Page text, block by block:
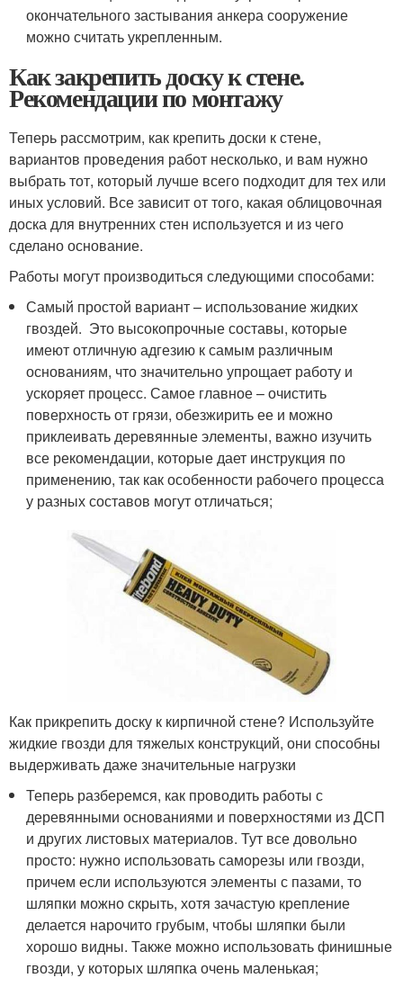
окончательного застывания анкера сооружение
можно считать укрепленным.
Как закрепить доску к стене.
Рекомендации по монтажу
Теперь рассмотрим, как крепить доски к стене,
вариантов проведения работ несколько, и вам нужно
выбрать тот, который лучше всего подходит для тех или
иных условий. Все зависит от того, какая облицовочная
доска для внутренних стен используется и из чего
сделано основание.
Работы могут производиться следующими способами:
Самый простой вариант – использование жидких
гвоздей. Это высокопрочные составы, которые
имеют отличную адгезию к самым различным
основаниям, что значительно упрощает работу и
ускоряет процесс. Самое главное – очистить
поверхность от грязи, обезжирить ее и можно
приклеивать деревянные элементы, важно изучить
все рекомендации, которые дает инструкция по
применению, так как особенности рабочего процесса
у разных составов могут отличаться;
Как прикрепить доску к кирпичной стене? Используйте
жидкие гвозди для тяжелых конструкций, они способны
выдерживать даже значительные нагрузки
Теперь разберемся, как проводить работы с
деревянными основаниями и поверхностями из ДСП
и других листовых материалов. Тут все довольно
просто: нужно использовать саморезы или гвозди,
причем если используются элементы с пазами, то
шляпки можно скрыть, хотя зачастую крепление
делается нарочито грубым, чтобы шляпки были
хорошо видны. Также можно использовать финишные
гвозди, у которых шляпка очень маленькая;